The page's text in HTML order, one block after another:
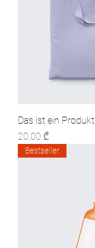
Das ist ein Produkt
Preis
20,00 ₾
Bestseller